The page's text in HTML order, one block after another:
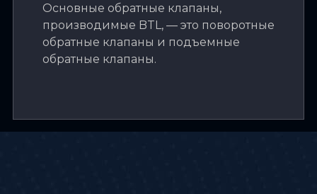
Основные обратные клапаны,
производимые BTL, — это поворотные
обратные клапаны и подъемные
обратные клапаны.